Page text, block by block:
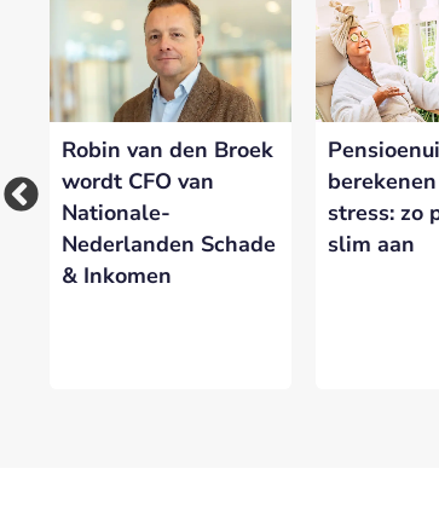
Partnerships bij Banken.nl
Een partnership met Banken.nl biedt diverse
het platform voor de Nederlandse bankensector.
Geïnteresseerd in meer informatie?
Laat
Robin van den Broek
wordt CFO van
Nationale-
Nederlanden Schade
& Inkomen
stress: zo
slim aan